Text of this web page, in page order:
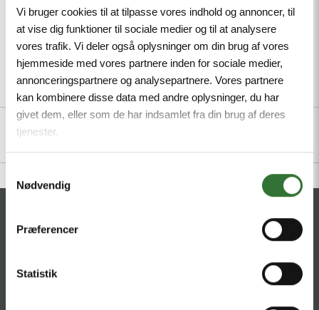
Vi bruger cookies til at tilpasse vores indhold og annoncer, til
at vise dig funktioner til sociale medier og til at analysere
vores trafik. Vi deler også oplysninger om din brug af vores
hjemmeside med vores partnere inden for sociale medier,
annonceringspartnere og analysepartnere. Vores partnere
kan kombinere disse data med andre oplysninger, du har
givet dem, eller som de har indsamlet fra din brug af deres
tjenester.
Nødvendig
Præferencer
Statistik
Description Specifications Files
Theilgaards Torv 1